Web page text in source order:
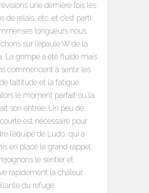
une dernière fois les
de relais, etc. et c’est parti.
longueurs nous
sur l’épaule W de la
La grimpe a été fluide mais
commencent à sentir les
l’altitude et la fatigue.
le moment parfait où la
son entrée. Un peu de
est nécessaire pour
l’équipe de Ludo, qui a
en place le grand rappel.
le sentier et
rapidement la chaleur
du refuge.